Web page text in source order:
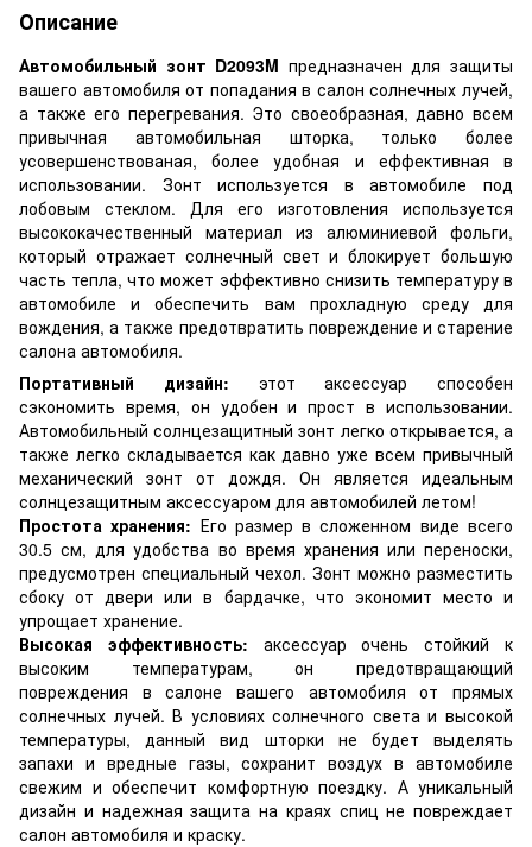
Описание
Автомобильный зонт D2093M предназначен для защиты
вашего автомобиля от попадания в салон солнечных лучей,
а также его перегревания. Это своеобразная, давно всем
привычная автомобильная шторка, только более
усовершенствованая, более удобная и еффективная в
использовании. Зонт используется в автомобиле под
лобовым стеклом. Для его изготовления используется
высококачественный материал из алюминиевой фольги,
который отражает солнечный свет и блокирует большую
часть тепла, что может эффективно снизить температуру в
автомобиле и обеспечить вам прохладную среду для
вождения, а также предотвратить повреждение и старение
салона автомобиля.
Портативный дизайн: этот аксессуар способен
сэкономить время, он удобен и прост в использовании.
Автомобильный солнцезащитный зонт легко открывается, а
также легко складывается как давно уже всем привычный
механический зонт от дождя. Он является идеальным
солнцезащитным аксессуаром для автомобилей летом!
Простота хранения: Его размер в сложенном виде всего
30.5 см, для удобства во время хранения или переноски,
предусмотрен специальный чехол. Зонт можно разместить
сбоку от двери или в бардачке, что экономит место и
упрощает хранение.
Высокая эффективность: аксессуар очень стойкий к
высоким температурам, он предотвращающий
повреждения в салоне вашего автомобиля от прямых
солнечных лучей. В условиях солнечного света и высокой
температуры, данный вид шторки не будет выделять
запахи и вредные газы, сохранит воздух в автомобиле
свежим и обеспечит комфортную поездку. А уникальный
дизайн и надежная защита на краях спиц не повреждает
салон автомобиля и краску.